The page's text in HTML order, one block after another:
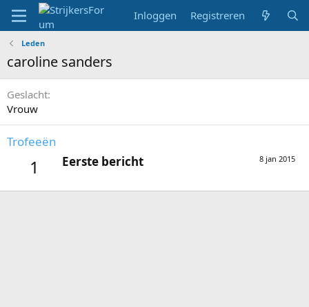
Inloggen Registreren
Leden
caroline sanders
Geslacht
Vrouw
Trofeeën
1 8 jan 2015
Eerste bericht